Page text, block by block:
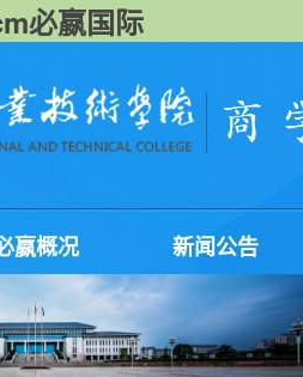
必嬴国际
嬴概况 新闻公告